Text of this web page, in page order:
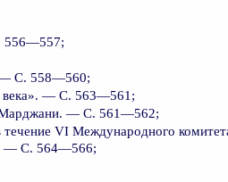
556—557;
— С. 558—560;
века». — С. 563—561;
Марджани. — С. 561—562;
течение VI Международного
— С. 564—566;